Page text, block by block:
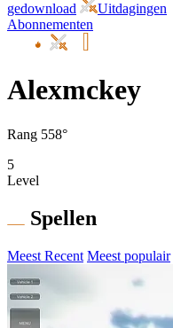
gedownload
Uitdagingen
Abonnementen
Alexmckey
Rang 558°
5
Level
Spellen
Meest Recent Meest populair